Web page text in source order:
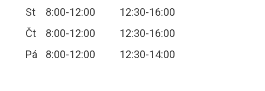
St
8:00-12:00
12:30-16:00
Čt
8:00-12:00
12:30-16:00
Pá
8:00-12:00 12:30-14:00